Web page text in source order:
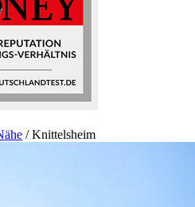
/ Knittelsheim